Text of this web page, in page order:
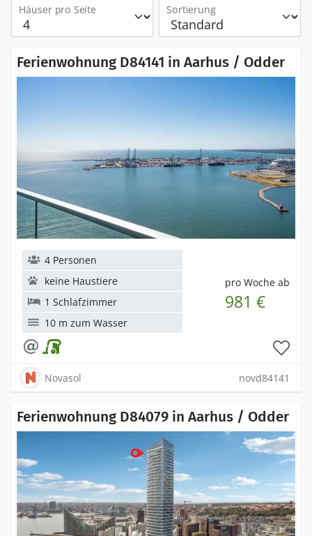
Häuser pro Seite Sortierung
Ferienwohnung D84141 in Aarhus / Odder
pro Woche ab
981 €
4 Personen
keine Haustiere
1 Schlafzimmer
10 m zum Wasser
Novasol novd84141
Ferienwohnung D84079 in Aarhus / Odder